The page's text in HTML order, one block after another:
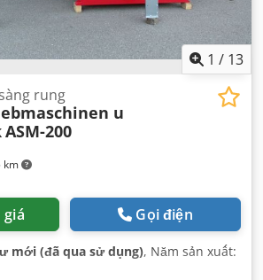
1 / 13
km
rung
u
ASM-200
giá Gọi điện
mới (đã qua sử dụng), Năm sản xuất: